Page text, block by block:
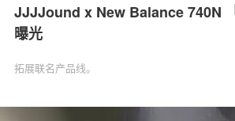
JJJJound x New Balance 740N
曝光
拓展联名产品线。